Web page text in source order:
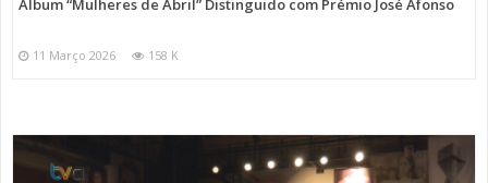
Álbum “Mulheres de Abril” Distinguido com Prémio José Afonso
11 Março 2026 158 K